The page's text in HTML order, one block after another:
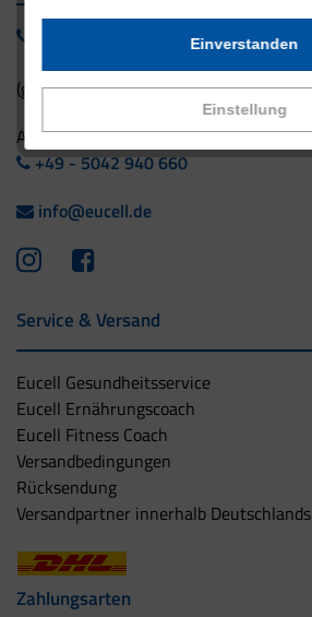
Einstellung
Einverstanden
(gebührenfrei aus Deutschland)
Ausland:
+49 - 5042 940 660
info@eucell.de
Service & Versand
Eucell Gesundheitsservice
Eucell Ernährungscoach
Eucell Fitness Coach
Versandbedingungen
Rücksendung
Versandpartner innerhalb Deutschlands
Zahlungsarten